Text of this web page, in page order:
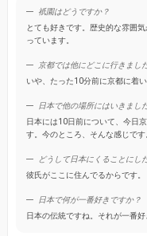
祇園はどうですか？
とても好きです。歴史的な雰囲
っています。
京都では他にどこに行きまし
いや、たった10分前に京都に着
日本で他の場所にはいきまし
日本には10日前について、今日
す。今のところ、そんな感じです
どうして日本にくることにし
彼氏がここに住んでるからです。
日本で何が一番好きですか？
日本の伝統ですね。それが一番好